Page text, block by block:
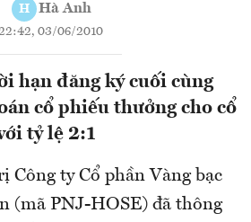
H Hà Anh
03/06/2010
hạn đăng ký cuối cùng
cổ phiếu thưởng cho cổ
tỷ lệ 2:1
Công ty Cổ phần Vàng bạc
(mã PNJ-HOSE) đã thông